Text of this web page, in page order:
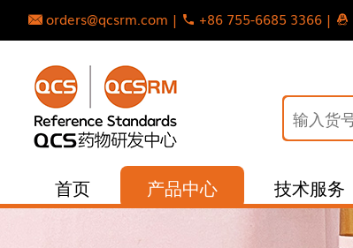
orders@qcsrm.com | +86 755-6685 3366 |
首页 产品中心 技术服务